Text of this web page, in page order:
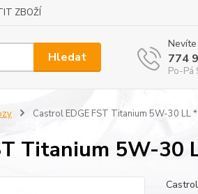
ZBOŽÍ
Hledat 774
Po-Pá
Castrol EDGE FST Titanium 5W-30 LL
Titanium 5W-30